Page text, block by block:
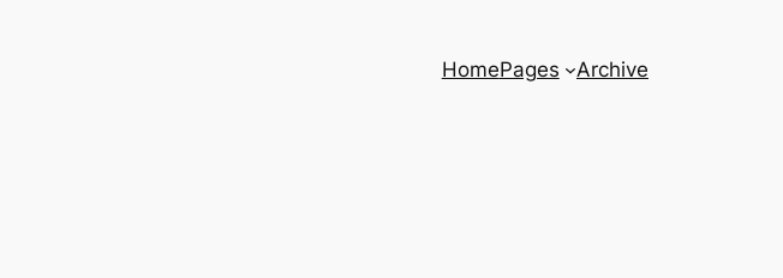
HomePages Archive